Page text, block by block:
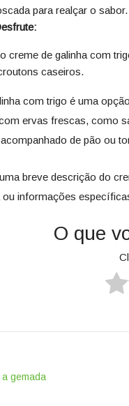
para realçar o sabor.
creme de galinha com
caseiros.
com trigo é uma
ervas frescas, como
de pão ou
breve descrição do
ou informações
O que
gemada